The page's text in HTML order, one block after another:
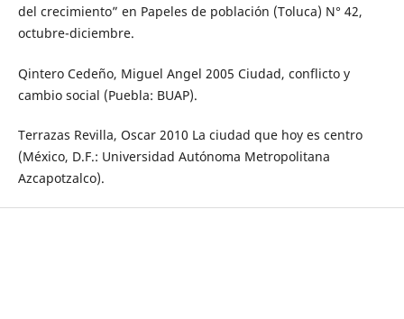
del crecimiento” en Papeles de población (Toluca) N° 42,
octubre-diciembre.
Qintero Cedeño, Miguel Angel 2005 Ciudad, conflicto y
cambio social (Puebla: BUAP).
Terrazas Revilla, Oscar 2010 La ciudad que hoy es centro
(México, D.F.: Universidad Autónoma Metropolitana
Azcapotzalco).